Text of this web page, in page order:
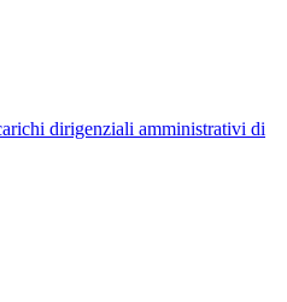
dirigenziali amministrativi di